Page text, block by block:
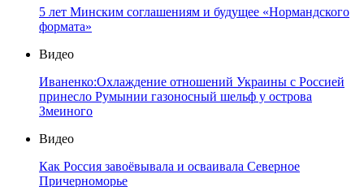
5 лет Минским соглашениям и будущее «Нормандского
формата»
Видео
Иваненко:Охлаждение отношений Украины с Россией
принесло Румынии газоносный шельф у острова
Змеиного
Видео
Как Россия завоёвывала и осваивала Северное
Причерноморье